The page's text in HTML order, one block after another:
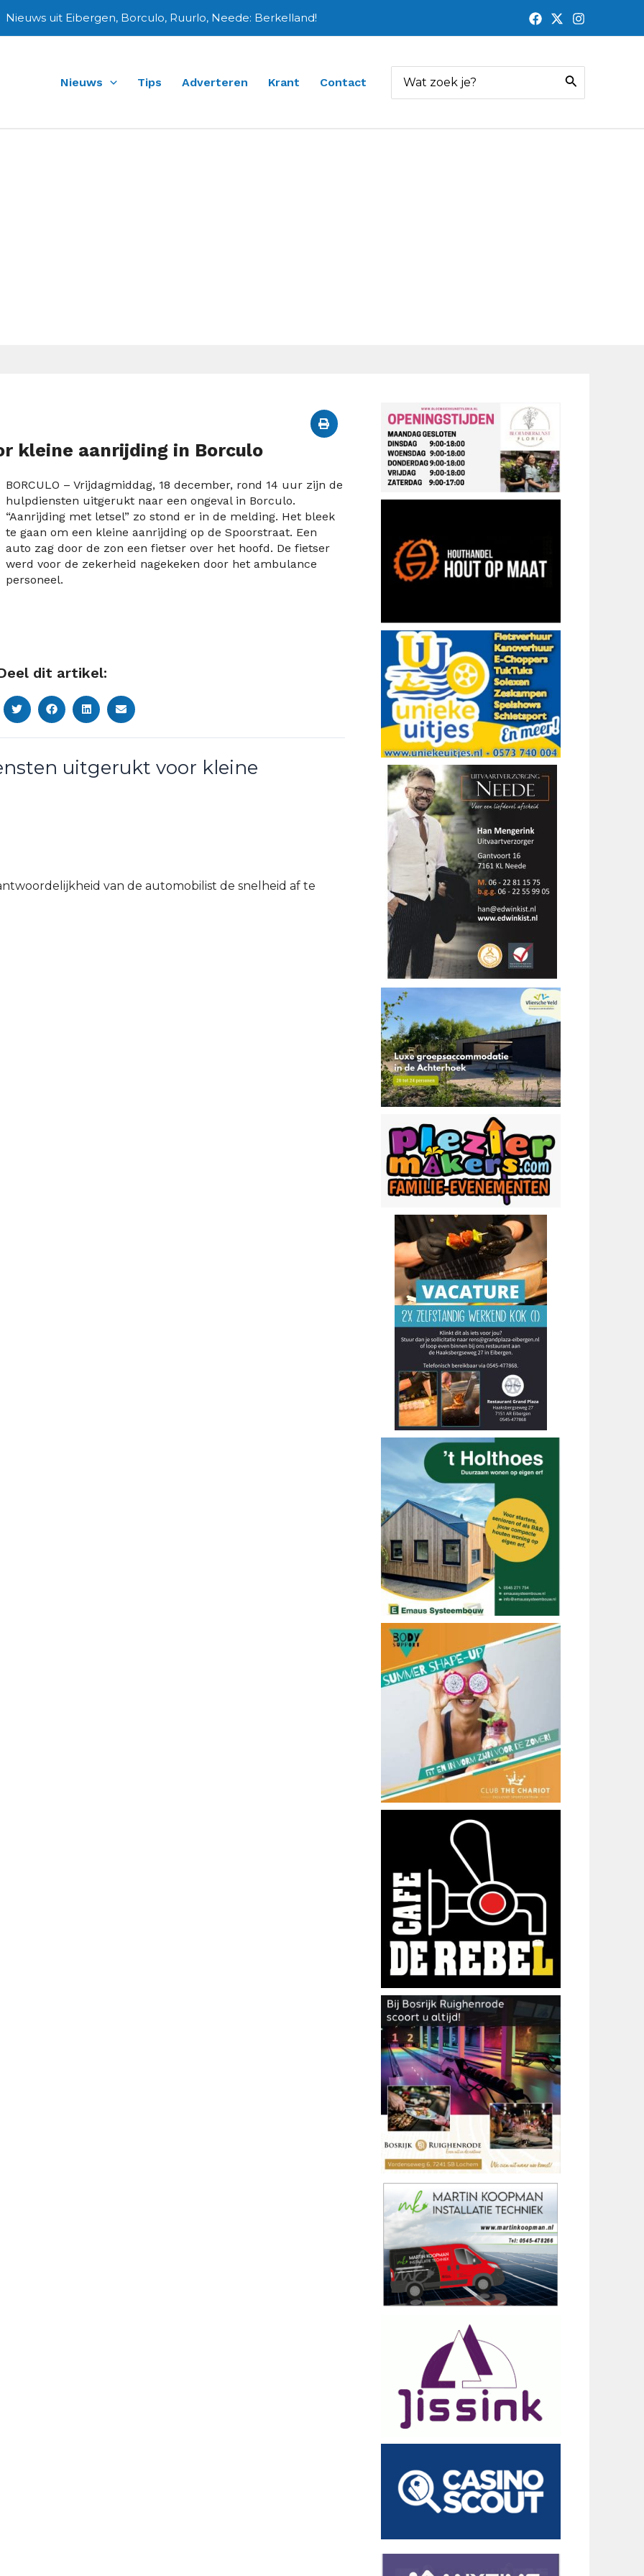
Nieuws uit Eibergen, Borculo, Ruurlo, Neede: Berkelland!
Nieuws Tips Adverteren Krant Contact
naar:
kleine aanrijding in Borculo
BORCULO – Vrijdagmiddag, 18 december, rond 14 uur zijn de
hulpdiensten uitgerukt naar een ongeval in Borculo.
“Aanrijding met letsel” zo stond er in de melding. Het bleek
te gaan om een kleine aanrijding op de Spoorstraat. Een
auto zag door de zon een fietser over het hoofd. De fietser
werd voor de zekerheid nagekeken door het ambulance
personeel.
dit artikel:
uitgerukt voor kleine
van de automobilist de snelheid af te